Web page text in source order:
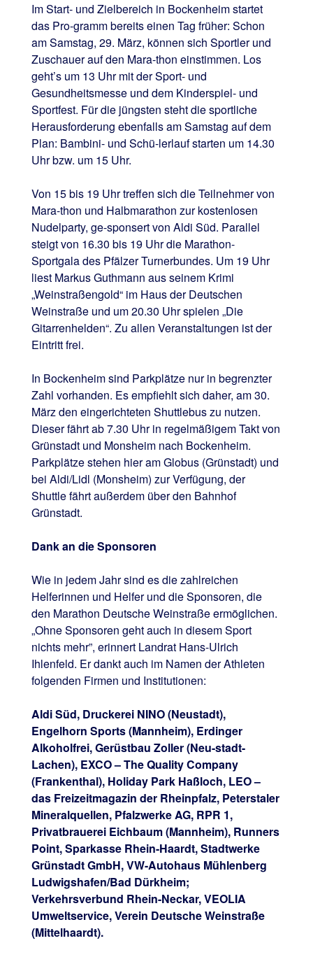
Im Start- und Zielbereich in Bockenheim startet
das Pro-gramm bereits einen Tag früher: Schon
am Samstag, 29. März, können sich Sportler und
Zuschauer auf den Mara-thon einstimmen. Los
geht’s um 13 Uhr mit der Sport- und
Gesundheitsmesse und dem Kinderspiel- und
Sportfest. Für die jüngsten steht die sportliche
Herausforderung ebenfalls am Samstag auf dem
Plan: Bambini- und Schü-lerlauf starten um 14.30
Uhr bzw. um 15 Uhr.
Von 15 bis 19 Uhr treffen sich die Teilnehmer von
Mara-thon und Halbmarathon zur kostenlosen
Nudelparty, ge-sponsert von Aldi Süd. Parallel
steigt von 16.30 bis 19 Uhr die Marathon-
Sportgala des Pfälzer Turnerbundes. Um 19 Uhr
liest Markus Guthmann aus seinem Krimi
„Weinstraßengold“ im Haus der Deutschen
Weinstraße und um 20.30 Uhr spielen „Die
Gitarrenhelden“. Zu allen Veranstaltungen ist der
Eintritt frei.
In Bockenheim sind Parkplätze nur in begrenzter
Zahl vorhanden. Es empfiehlt sich daher, am 30.
März den eingerichteten Shuttlebus zu nutzen.
Dieser fährt ab 7.30 Uhr in regelmäßigem Takt von
Grünstadt und Monsheim nach Bockenheim.
Parkplätze stehen hier am Globus (Grünstadt) und
bei Aldi/Lidl (Monsheim) zur Verfügung, der
Shuttle fährt außerdem über den Bahnhof
Grünstadt.
Dank an die Sponsoren
Wie in jedem Jahr sind es die zahlreichen
Helferinnen und Helfer und die Sponsoren, die
den Marathon Deutsche Weinstraße ermöglichen.
„Ohne Sponsoren geht auch in diesem Sport
nichts mehr”, erinnert Landrat Hans-Ulrich
Ihlenfeld. Er dankt auch im Namen der Athleten
folgenden Firmen und Institutionen:
Aldi Süd, Druckerei NINO (Neustadt),
Engelhorn Sports (Mannheim), Erdinger
Alkoholfrei, Gerüstbau Zoller (Neu-stadt-
Lachen), EXCO – The Quality Company
(Frankenthal), Holiday Park Haßloch, LEO –
das Freizeitmagazin der Rheinpfalz, Peterstaler
Mineralquellen, Pfalzwerke AG, RPR 1,
Privatbrauerei Eichbaum (Mannheim), Runners
Point, Sparkasse Rhein-Haardt, Stadtwerke
Grünstadt GmbH, VW-Autohaus Mühlenberg
Ludwigshafen/Bad Dürkheim;
Verkehrsverbund Rhein-Neckar, VEOLIA
Umweltservice, Verein Deutsche Weinstraße
(Mittelhaardt).